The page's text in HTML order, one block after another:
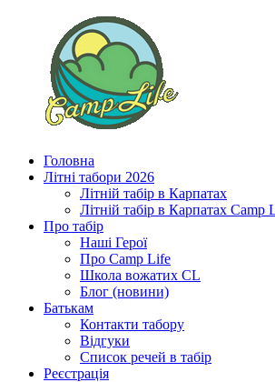
Головна
Літні табори 2026
Літній табір в Карпатах
Літній табір в Карпатах Сamp
Про табір
Наші Герої
Про Camp Life
Школа вожатих CL
Блог (новини)
Батькам
Контакти табору
Відгуки
Список речей в табір
Реєстрація